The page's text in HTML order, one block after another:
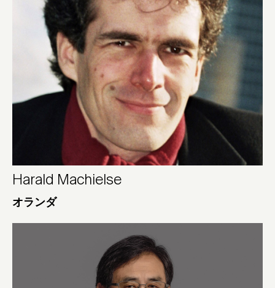
Harald Machielse
オランダ